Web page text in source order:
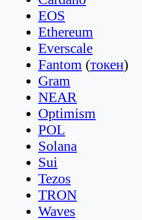
EOS
Ethereum
Everscale
Fantom (токен)
Gram
NEAR
Optimism
POL
Solana
Sui
Tezos
TRON
Waves